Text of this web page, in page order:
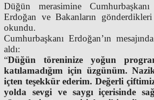
Düğün merasimine
Erdoğan ve Bakanların gönderdikleri
okundu.
Cumhurbaşkanı Erdoğan’ın
aldı:
“Düğün töreninize yoğun
katılamadığım için üzgünüm.
içten teşekkür ederim. Değerli
yolda sevgi ve saygı içerisinde